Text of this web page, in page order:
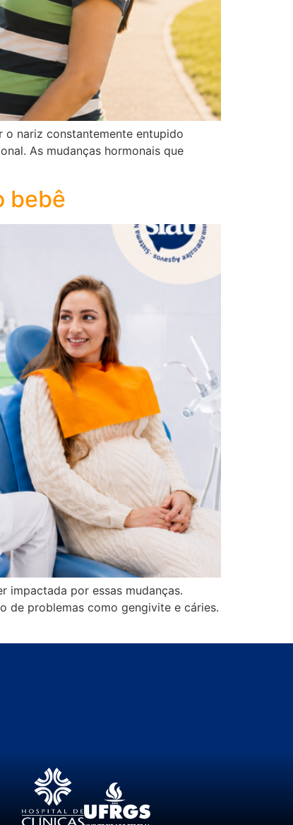
o nariz constantemente entupido
As mudanças hormonais que
bebê
impactada por essas mudanças.
de problemas como gengivite e cáries.